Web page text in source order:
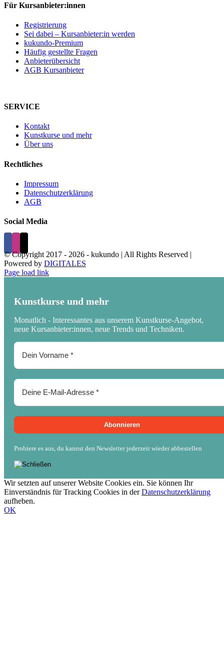
Für Kursanbieter:innen
Registrierung
Sei dabei – Kursanbieter:in werden
kukundo-Premium
Häufig gestellte Fragen
Anbieterübersicht
AGB Kursanbieter
SERVICE
Kontakt
Kunstkurse und mehr
Über uns
Rechtliches
Impressum
Datenschutzerklärung
AGB
Social Media
© Copyright 2017 - 2026 - kukundo | All Rights Reserved |
Powered by DIGITALES
Page load link
Kunstkurse und mehr
Monatlich - Interessantes aus unserem Kunstkurse-Angebot,
neue Kursanbieter:innen, neue Trends und Techniken.
Probiere es aus, du kannst den Newsletter jederzeit wieder abbestellen
Wir setzten auf unserer Website Cookies ein. Sie können Ihr
Einverständnis für Tracking Cookies in derDatenschutzerklärung
aufheben.
OK